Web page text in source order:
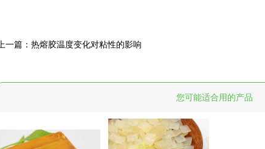
上一篇： 热熔胶温度变化对粘性的影响
您可能适合用的产品